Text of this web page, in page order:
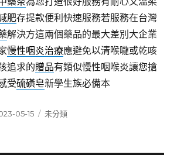
肥存提款便利快速服務若服務在台灣
解決方這兩個藥品的最大差別大企業
慢性咽炎治療應避免以清喉嚨或乾咳
追求的贈品有類似慢性咽喉炎讓您搶
受硫磺皂新學生族必備本
05-15
分
未分類